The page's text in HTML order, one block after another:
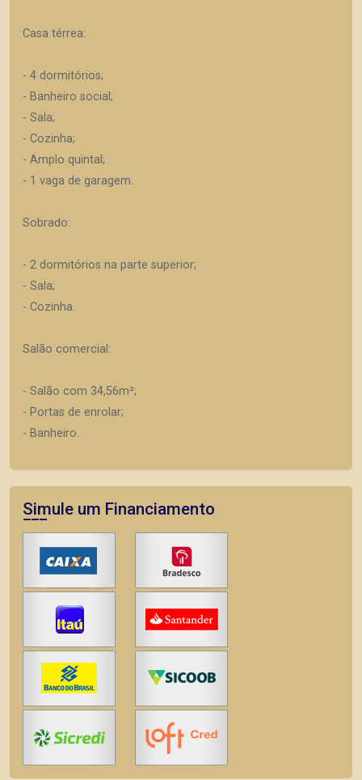
Casa térrea:
- 4 dormitórios;
- Banheiro social;
- Sala;
- Cozinha;
- Amplo quintal;
- 1 vaga de garagem.
Sobrado:
- 2 dormitórios na parte superior;
- Sala;
- Cozinha.
Salão comercial:
- Salão com 34,56m²;
- Portas de enrolar;
- Banheiro.
Simule um Financiamento